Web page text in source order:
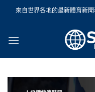
Skip
各地的最新體育新聞和現場體育